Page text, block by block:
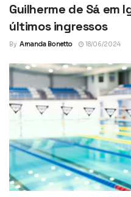
Guilherme de Sá em
últimos ingressos
By Amanda Bonetto 18/06/2024